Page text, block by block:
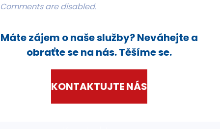
Comments are disabled.
Máte zájem o naše služby? Neváhejte a
obraťte se na nás. Těšíme se.
KONTAKTUJTE NÁS